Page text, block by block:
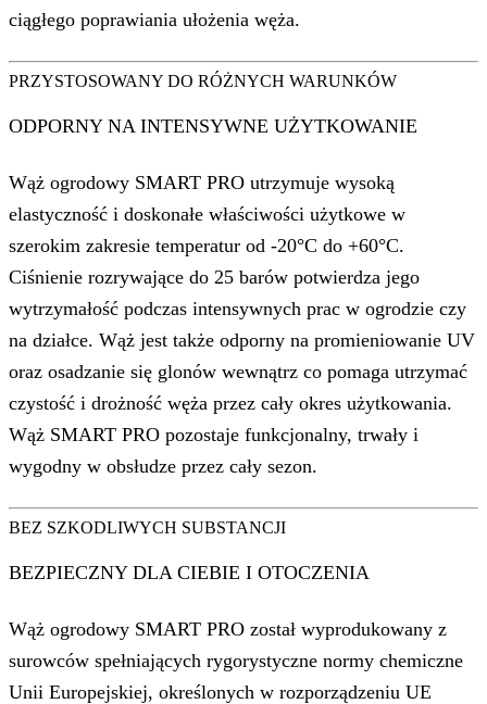
ciągłego poprawiania ułożenia węża.
PRZYSTOSOWANY DO RÓŻNYCH WARUNKÓW
ODPORNY NA INTENSYWNE UŻYTKOWANIE
Wąż ogrodowy SMART PRO utrzymuje wysoką
elastyczność i doskonałe właściwości użytkowe w
szerokim zakresie temperatur od -20°C do +60°C.
Ciśnienie rozrywające do 25 barów potwierdza jego
wytrzymałość podczas intensywnych prac w ogrodzie czy
na działce. Wąż jest także odporny na promieniowanie UV
oraz osadzanie się glonów wewnątrz co pomaga utrzymać
czystość i drożność węża przez cały okres użytkowania.
Wąż SMART PRO pozostaje funkcjonalny, trwały i
wygodny w obsłudze przez cały sezon.
BEZ SZKODLIWYCH SUBSTANCJI
BEZPIECZNY DLA CIEBIE I OTOCZENIA
Wąż ogrodowy SMART PRO został wyprodukowany z
surowców spełniających rygorystyczne normy chemiczne
Unii Europejskiej, określonych w rozporządzeniu UE